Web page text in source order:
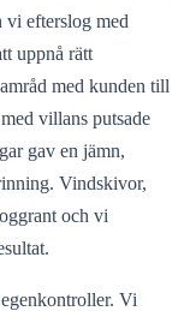
vi efterslog med
uppnå rätt
med kunden till
villans putsade
gav en jämn,
Vindskivor,
och vi
Vi